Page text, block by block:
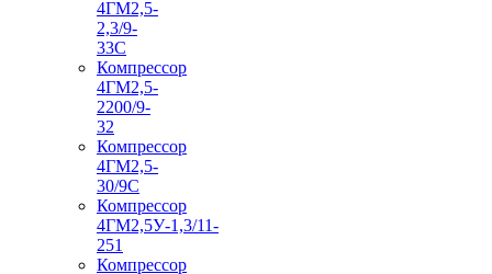
4ГМ2,5-
2,3/9-
33С
Компрессор
4ГМ2,5-
2200/9-
32
Компрессор
4ГМ2,5-
30/9С
Компрессор
4ГМ2,5У-1,3/11-
251
Компрессор